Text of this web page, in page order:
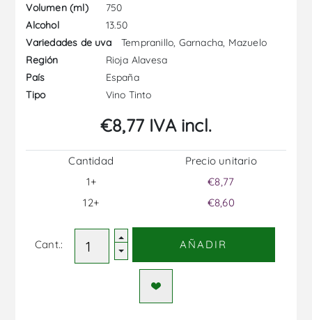
Volumen (ml)
750
Alcohol
13.50
Variedades de uva
Tempranillo, Garnacha, Mazuelo
Región
Rioja Alavesa
País
España
Tipo
Vino Tinto
€8,77 IVA incl.
Cantidad
1+
12+
Precio unitario
€8,77
€8,60
Cant.: AÑADIR